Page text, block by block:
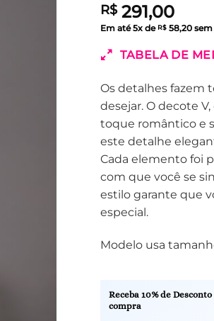
R$291,00
Em até5x de R$ 58,20
TABELA DE
Os detalhes fazem
desejar. O decote
toque romântico e
este detalhe
Cada elemento foi
com que você se
estilo garante que
especial.
Modelo usa
Receba 10% de
compra